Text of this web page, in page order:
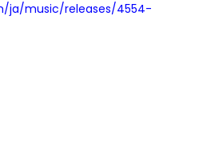
ja/music/releases/4554-